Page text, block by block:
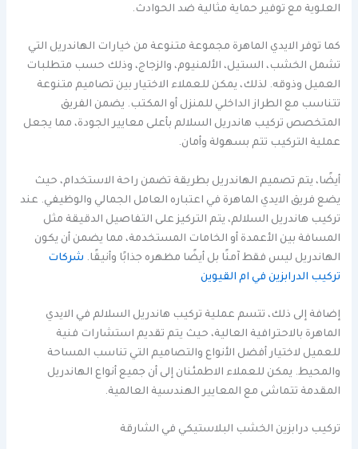
العلوية مع توفير حماية مثالية ضد الحوادث.
كما توفر الايدي الماهرة مجموعة متنوعة من خيارات الهاندريل التي
تشمل الخشب، الستيل، الألمنيوم، والزجاج، وذلك حسب متطلبات
العميل وذوقه. لذلك، يمكن للعملاء الاختيار بين تصاميم متنوعة
تتناسب مع الطراز الداخلي للمنزل أو المكتب. يضمن الفريق
المتخصص تركيب هاندريل السلالم بأعلى معايير الجودة، مما يجعل
عملية التركيب تتم بسهولة وأمان.
أيضًا، يتم تصميم الهاندريل بطريقة تضمن راحة الاستخدام، حيث
يضع فريق الايدي الماهرة في اعتباره العامل الجمالي والوظيفي. عند
تركيب هاندريل السلالم، يتم التركيز على التفاصيل الدقيقة مثل
المسافة بين الأعمدة أو الخامات المستخدمة، مما يضمن أن يكون
الهاندريل ليس فقط آمنًا بل أيضًا مظهره جذابًا وأنيقًا. شركات
تركيب الدرابزين في ام القيوين
إضافة إلى ذلك، تتسم عملية تركيب هاندريل السلالم في الايدي
الماهرة بالاحترافية العالية، حيث يتم تقديم استشارات فنية
للعميل لاختيار أفضل الأنواع والتصاميم التي تناسب المساحة
والمحيط. يمكن للعملاء الاطمئنان إلى أن جميع أنواع الهاندريل
المقدمة تتماشى مع المعايير الهندسية العالمية.
تركيب درابزين الخشب البلاستيكي في الشارقة